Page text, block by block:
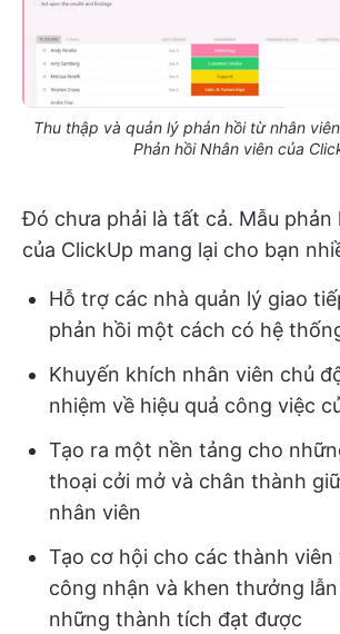
Thu thập và quản lý phản hồi từ nhân
Phản hồi Nhân viên của
Đó chưa phải là tất cả. Mẫu phản
của ClickUp mang lại cho bạn
Hỗ trợ các nhà quản lý giao
phản hồi một cách có hệ
Khuyến khích nhân viên chủ
nhiệm về hiệu quả công việc
Tạo ra một nền tảng cho
thoại cởi mở và chân thành
nhân viên
Tạo cơ hội cho các thành
công nhận và khen thưởng
những thành tích đạt được